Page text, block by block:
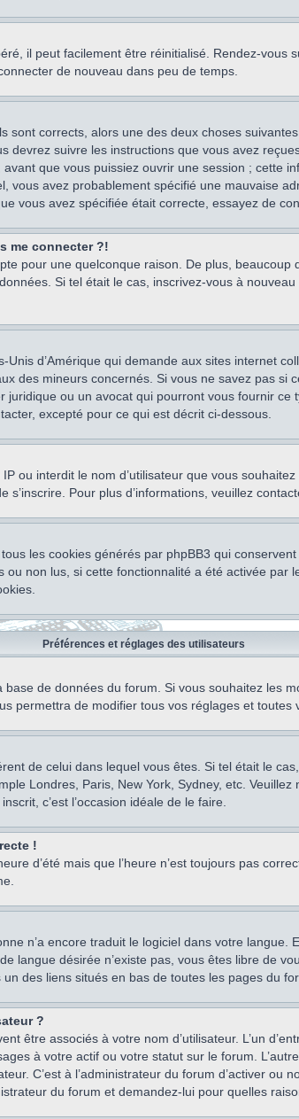
il peut facilement être réinitialisé. Rendez-vous
de nouveau dans peu de temps.
sont corrects, alors une des deux choses
devrez suivre les instructions que vous avez
que vous puissiez ouvrir une session ; cette
vous avez probablement spécifié une mauvaise
vous avez spécifiée était correcte, essayez de
me connecter ?!
pour une quelconque raison. De plus,
Si tel était le cas, inscrivez-vous à
d’Amérique qui demande aux sites internet
des mineurs concernés. Si vous ne savez pas si
ou un avocat qui pourront vous fournir
excepté pour ce qui est décrit ci-dessous.
ou interdit le nom d’utilisateur que vous
Pour plus d’informations, veuillez
les cookies générés par phpBB3 qui
ou non lus, si cette fonctionnalité a été activée
Préférences et réglages des utilisateurs
de données du forum. Si vous souhaitez les
permettra de modifier tous vos réglages et toutes
de celui dans lequel vous êtes. Si tel était le
Londres, Paris, New York, Sydney, etc.
c’est l’occasion idéale de le faire.
!
d’été mais que l’heure n’est toujours pas
n’a encore traduit le logiciel dans votre
langue désirée n’existe pas, vous êtes libre de
des liens situés en bas de toutes les pages du
?
être associés à votre nom d’utilisateur. L’un
à votre actif ou votre statut sur le forum.
C’est à l’administrateur du forum d’activer
du forum et demandez-lui pour quelles